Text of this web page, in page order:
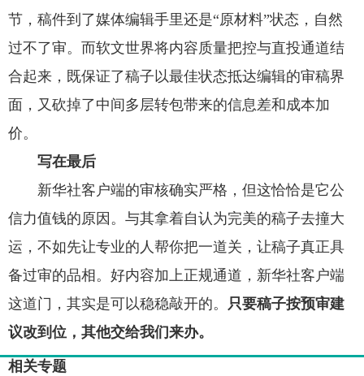
节，稿件到了媒体编辑手里还是“原材料”状态，自然
过不了审。而软文世界将内容质量把控与直投通道结
合起来，既保证了稿子以最佳状态抵达编辑的审稿界
面，又砍掉了中间多层转包带来的信息差和成本加
价。
写在最后
新华社客户端的审核确实严格，但这恰恰是它公
信力值钱的原因。与其拿着自认为完美的稿子去撞大
运，不如先让专业的人帮你把一道关，让稿子真正具
备过审的品相。好内容加上正规通道，新华社客户端
这道门，其实是可以稳稳敲开的。 只要稿子按预审建
议改到位，其他交给我们来办。
相关专题